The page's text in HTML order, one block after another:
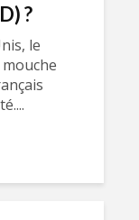
?
le